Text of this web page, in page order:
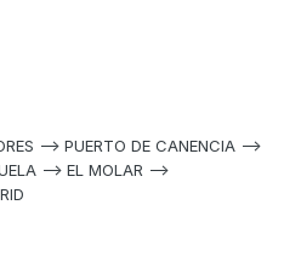
--> PUERTO DE CANENCIA -->
--> EL MOLAR -->